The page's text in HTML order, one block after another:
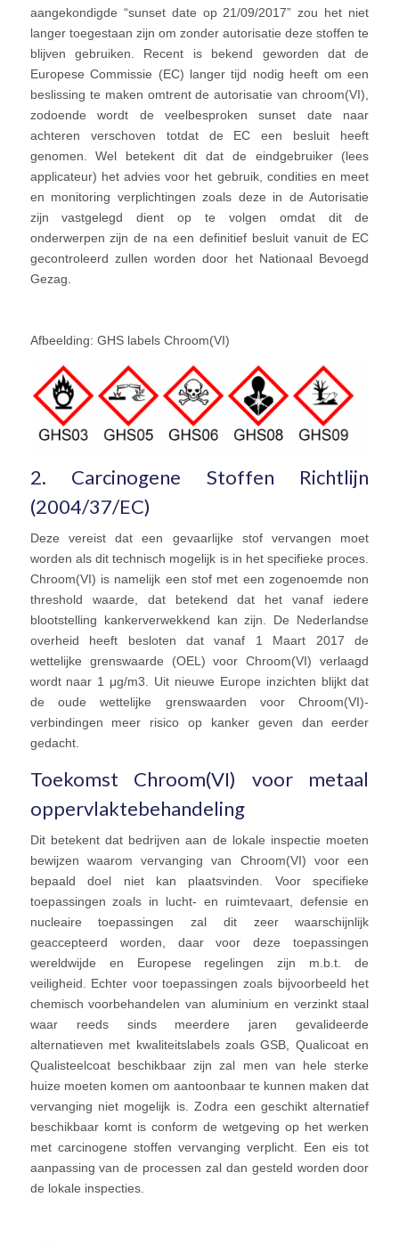
aangekondigde “sunset date op 21/09/2017” zou het niet
langer toegestaan zijn om zonder autorisatie deze stoffen te
blijven gebruiken. Recent is bekend geworden dat de
Europese Commissie (EC) langer tijd nodig heeft om een
beslissing te maken omtrent de autorisatie van chroom(VI),
zodoende wordt de veelbesproken sunset date naar
achteren verschoven totdat de EC een besluit heeft
genomen. Wel betekent dit dat de eindgebruiker (lees
applicateur) het advies voor het gebruik, condities en meet
en monitoring verplichtingen zoals deze in de Autorisatie
zijn vastgelegd dient op te volgen omdat dit de
onderwerpen zijn de na een definitief besluit vanuit de EC
gecontroleerd zullen worden door het Nationaal Bevoegd
Gezag.
Afbeelding: GHS labels Chroom(VI)
2. Carcinogene Stoffen Richtlijn
(2004/37/EC)
Deze vereist dat een gevaarlijke stof vervangen moet
worden als dit technisch mogelijk is in het specifieke proces.
Chroom(VI) is namelijk een stof met een zogenoemde non
threshold waarde, dat betekend dat het vanaf iedere
blootstelling kankerverwekkend kan zijn. De Nederlandse
overheid heeft besloten dat vanaf 1 Maart 2017 de
wettelijke grenswaarde (OEL) voor Chroom(VI) verlaagd
wordt naar 1 μg/m3. Uit nieuwe Europe inzichten blijkt dat
de oude wettelijke grenswaarden voor Chroom(VI)-
verbindingen meer risico op kanker geven dan eerder
gedacht.
Toekomst Chroom(VI) voor metaal
oppervlaktebehandeling
Dit betekent dat bedrijven aan de lokale inspectie moeten
bewijzen waarom vervanging van Chroom(VI) voor een
bepaald doel niet kan plaatsvinden. Voor specifieke
toepassingen zoals in lucht- en ruimtevaart, defensie en
nucleaire toepassingen zal dit zeer waarschijnlijk
geaccepteerd worden, daar voor deze toepassingen
wereldwijde en Europese regelingen zijn m.b.t. de
veiligheid. Echter voor toepassingen zoals bijvoorbeeld het
chemisch voorbehandelen van aluminium en verzinkt staal
waar reeds sinds meerdere jaren gevalideerde
alternatieven met kwaliteitslabels zoals GSB, Qualicoat en
Qualisteelcoat beschikbaar zijn zal men van hele sterke
huize moeten komen om aantoonbaar te kunnen maken dat
vervanging niet mogelijk is. Zodra een geschikt alternatief
beschikbaar komt is conform de wetgeving op het werken
met carcinogene stoffen vervanging verplicht. Een eis tot
aanpassing van de processen zal dan gesteld worden door
de lokale inspecties.